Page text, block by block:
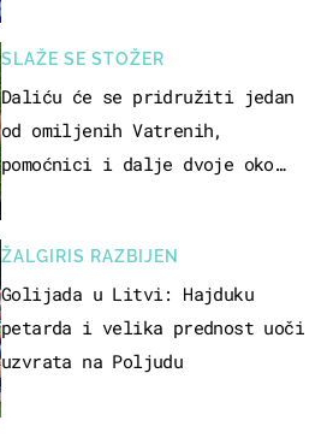
SLAŽE SE STOŽER
Daliću će se pridružiti jedan
od omiljenih Vatrenih,
pomoćnici i dalje dvoje oko
ŽALGIRIS RAZBIJEN
Golijada u Litvi: Hajduku
petarda i velika prednost uoči
uzvrata na Poljudu